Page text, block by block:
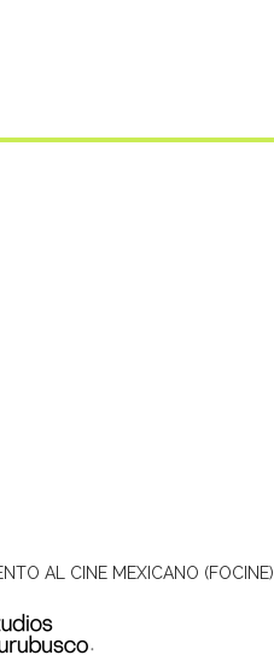
AL CINE MEXICANO (FOCINE)